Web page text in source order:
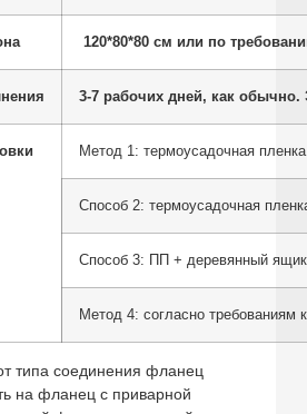
120*80*80 см или по
3-7 рабочих дней, как обычно.
Метод 1: термоусадочная
Способ 2: термоусадочная
Способ 3: ПП + деревянный
Метод 4: согласно требованиям
типа соединения фланец
на фланец с приварной